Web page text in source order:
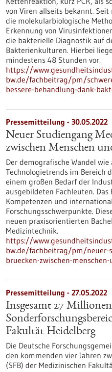
von Viren allseits bekannt.
die molekularbiologische
Erkennung von
die bakterielle Diagnostik auf
Bakterienkulturen. Hierbei
mindestens 48 Stunden vor.
https://
bw.de/fachbeitrag/pm/
bessere-behandlung-dank-
Pressemitteilung - 30.05.2022
Neuer Studiengang
zwischen Menschen
Der demografische Wandel
Technologietrends im Bereich
einem großen Bedarf der
ausgebildeten Fachleuten.
Kompetenzen und
Forschungsschwerpunkte.
neuen praxisorientierten
Medizintechnik.
https://
bw.de/fachbeitrag/pm/neuer-
bruecken-zwischen-
Pressemitteilung - 27.05.2022
Insgesamt 27
Fakultät Heidelberg
Die Deutsche
den kommenden vier Jahren
(SFB) der Medizinischen